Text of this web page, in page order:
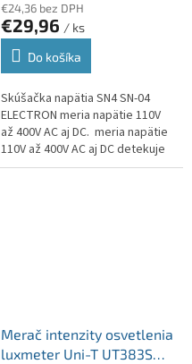
€24,36 bez DPH
€29,96 / ks
Do košíka
Skúšačka napätia SN4 SN-04
ELECTRON meria napätie 110V
až 400V AC aj DC. meria napätie
110V až 400V AC aj DC detekuje
fázový vodič určuje sled fáz
Merač intenzity osvetlenia
luxmeter Uni-T UT383S